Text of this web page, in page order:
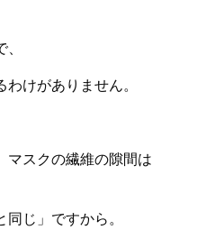
けがありません。
マスクの繊維の隙間は
じ」ですから。